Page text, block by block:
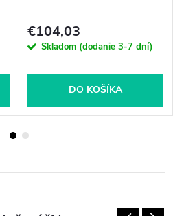
€104,03
Skladom (dodanie 3-7 dní)
DO KOŠÍKA